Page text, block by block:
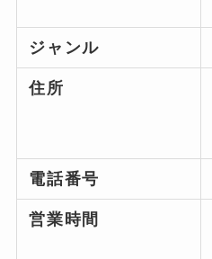
ジャンル
住所
電話番号
営業時間